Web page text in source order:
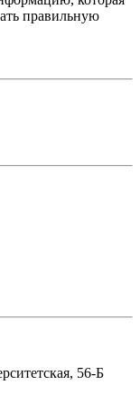
правильную
56-Б